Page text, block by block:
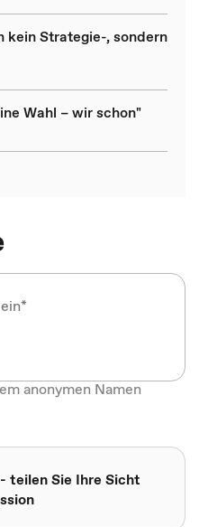
kein Strategie-, sondern
Wahl – wir schon"
anonymen Namen
teilen Sie Ihre Sicht